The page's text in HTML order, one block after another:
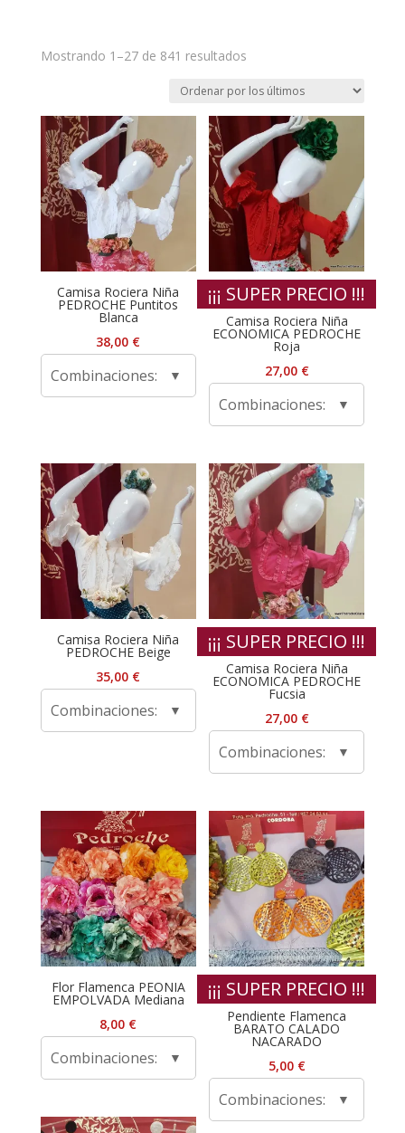
Mostrando 1–27 de 841 resultadosOrdenado
los
últimos
Camisa Rociera Niña
PEDROCHE Puntitos
Blanca
38,00 €
Combinaciones:
¡¡¡ SUPER PRECIO !!!
Camisa Rociera Niña
ECONOMICA PEDROCHE
Roja
27,00 €
Combinaciones:
Camisa Rociera Niña
PEDROCHE Beige
35,00 €
Combinaciones:
¡¡¡ SUPER PRECIO !!!
Camisa Rociera Niña
ECONOMICA PEDROCHE
Fucsia
27,00 €
Combinaciones:
Flor Flamenca PEONIA
EMPOLVADA Mediana
8,00 €
Combinaciones:
¡¡¡ SUPER PRECIO !!!
Pendiente Flamenca
BARATO CALADO
NACARADO
5,00 €
Combinaciones: